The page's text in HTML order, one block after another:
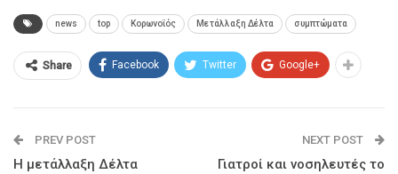
news top Κορωνοϊός Μετάλλαξη Δέλτα συμπτώματα
Share Facebook Twitter Google+
PREV POST
Η μετάλλαξη Δέλτα
NEXT POST
Γιατροί και νοσηλευτές το